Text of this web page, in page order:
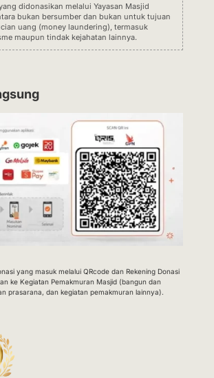
didonasikan melalui Yayasan Masjid
bukan bersumber dan bukan untuk tujuan
uang (money laundering), termasuk
maupun tindak kejahatan lainnya.
yang masuk melalui QRcode dan Rekening Donasi
ke Kegiatan Pemakmuran Masjid (bangun dan
prasarana, dan kegiatan pemakmuran lainnya).